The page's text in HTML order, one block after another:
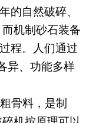
的自然破碎、
机制砂石装备
程。人们通过
异、功能多样
骨料，是制